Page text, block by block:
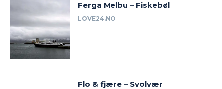
Ferga Melbu – Fiskebøl
LOVE24.NO
Flo & fjære – Svolvær